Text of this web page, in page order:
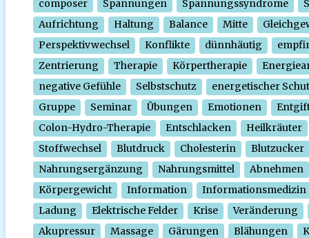
composer Spannungen Spannungssyndrome
Aufrichtung
Haltung Balance Mitte
Perspektivwechsel
Konflikte dünnhäutig
Zentrierung
Therapie Körpertherapie
negative Gefühle
Selbstschutz
energetischer
Gruppe
Seminar Übungen Emotionen
Colon-Hydro-Therapie
Entschlacken
Heilkräuter
Stoffwechsel
Blutdruck Cholesterin
Blutzucker
Nahrungsergänzung
Nahrungsmittel
Abnehmen
Körpergewicht
Information
Informationsmedizin
Ladung
Elektrische Felder Krise
Veränderung
Akupressur
Massage Gärungen Blähungen